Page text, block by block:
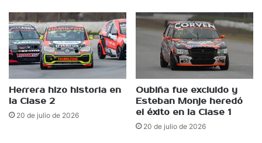
Herrera hizo historia en
la Clase 2
20 de julio de 2026
Oubiña fue excluido y
Esteban Monje heredó
el éxito en la Clase 1
20 de julio de 2026